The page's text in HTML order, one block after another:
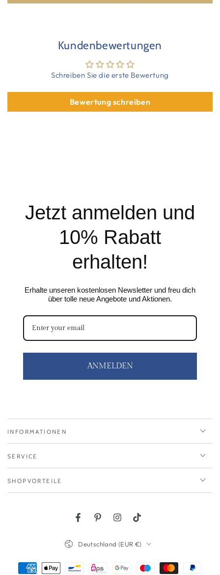
Kundenbewertungen
Schreiben Sie die erste Bewertung
Bewertung schreiben
Jetzt anmelden und
10% Rabatt
erhalten!
Erhalte unseren kostenlosen Newsletter und freu dich
über tolle neue Angebote und Aktionen.
ANMELDEN
INFORMATIONEN
SERVICE
SHOPVORTEILE
FacebookPinterestInstagram
TikTok
Deutschland (EUR €)
Zahlungsmöglichkeiten